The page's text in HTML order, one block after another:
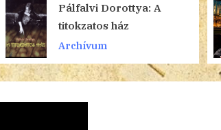
A
Angol
Archívum